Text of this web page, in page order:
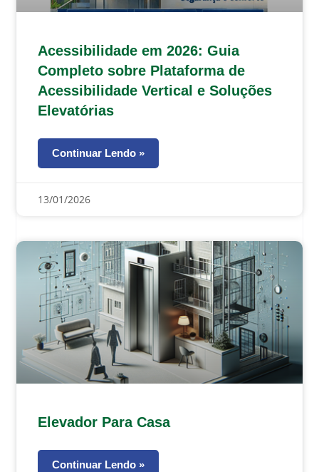
Acessibilidade em 2026: Guia
Completo sobre Plataforma de
Acessibilidade Vertical e Soluções
Elevatórias
Continuar Lendo »
13/01/2026
Elevador Para Casa
Continuar Lendo »